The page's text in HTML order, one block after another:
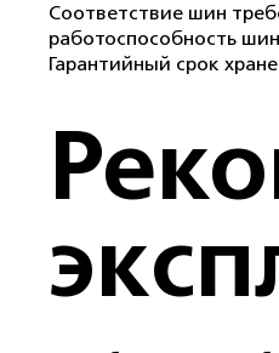
Соответствие шин
работоспособность
Гарантийный срок